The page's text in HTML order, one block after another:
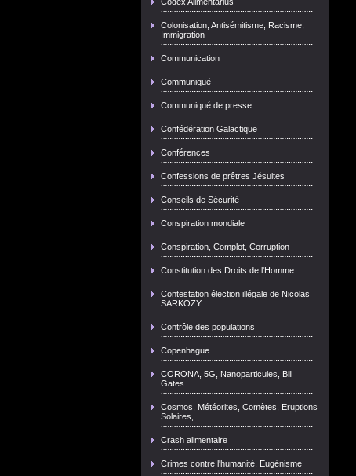
Colonisation, Antisémitisme, Racisme,
Immigration
Communication
Communiqué
Communiqué de presse
Confédération Galactique
Conférences
Confessions de prêtres Jésuites
Conseils de Sécurité
Conspiration mondiale
Conspiration, Complot, Corruption
Constitution des Droits de l'Homme
Contestation élection illégale de Nicolas
SARKOZY
Contrôle des populations
Copenhague
CORONA, 5G, Nanoparticules, Bill
Gates
Cosmos, Météorites, Comètes, Eruptions
Solaires,
Crash alimentaire
Crimes contre l'humanité, Eugénisme